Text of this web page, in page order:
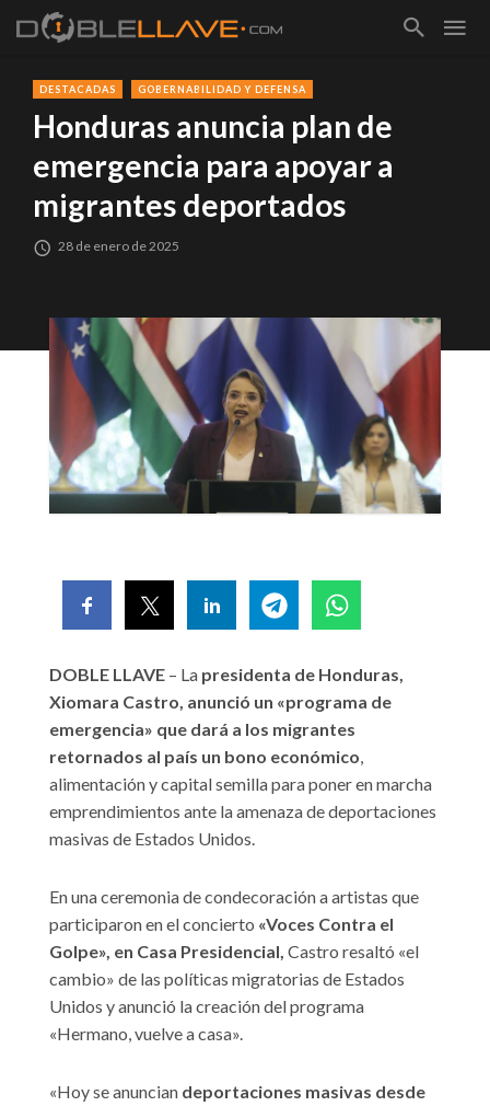
DESTACADAS GOBERNABILIDAD Y DEFENSA
Honduras anuncia plan de
emergencia para apoyar a
migrantes deportados
28 de enero de 2025
DOBLE LLAVE – La presidenta de Honduras,
Xiomara Castro, anunció un «programa de
emergencia» que dará a los migrantes
retornados al país un bono económico,
alimentación y capital semilla para poner en marcha
emprendimientos ante la amenaza de deportaciones
masivas de Estados Unidos.
En una ceremonia de condecoración a artistas que
participaron en el concierto «Voces Contra el
Golpe», en Casa Presidencial, Castro resaltó «el
cambio» de las políticas migratorias de Estados
Unidos y anunció la creación del programa
«Hermano, vuelve a casa».
«Hoy se anuncian deportaciones masivas desde